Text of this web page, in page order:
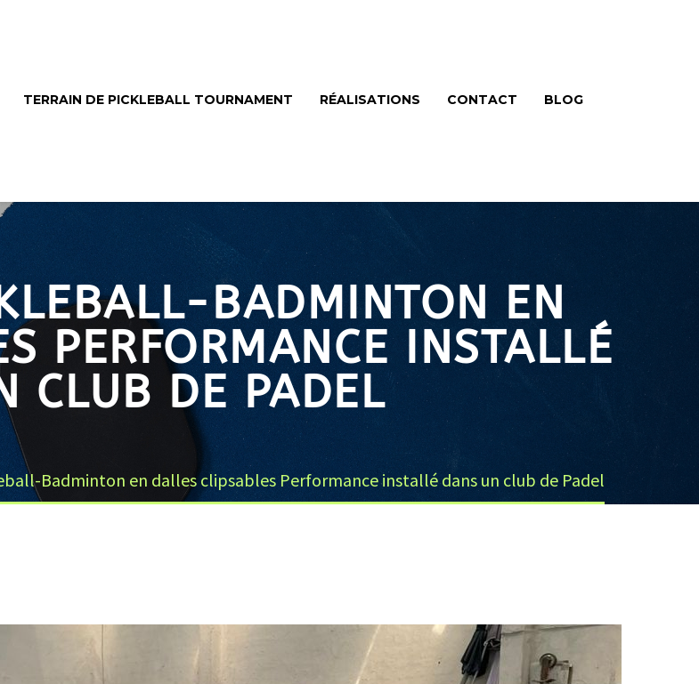
TERRAIN DE PICKLEBALL TOURNAMENT RÉALISATIONS CONTACT BLOG
BADMINTON EN
PERFORMANCE INSTALLÉ
CLUB DE PADEL
Badminton en dalles clipsables Performance installé dans un club de Padel